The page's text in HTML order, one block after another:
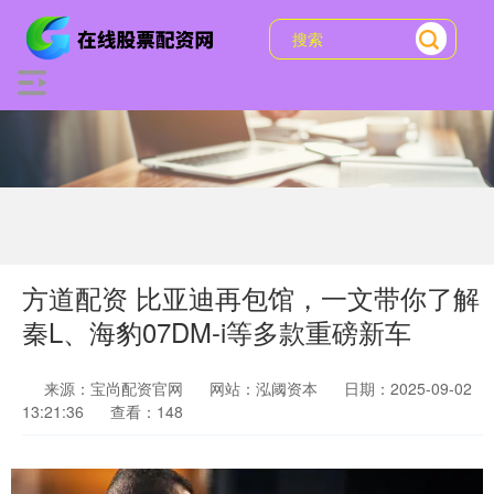
方道配资 比亚迪再包馆，一文带你了解
秦L、海豹07DM-i等多款重磅新车
来源：宝尚配资官网 网站：泓阈资本
日期：2025-09-02
13:21:36
查看：148